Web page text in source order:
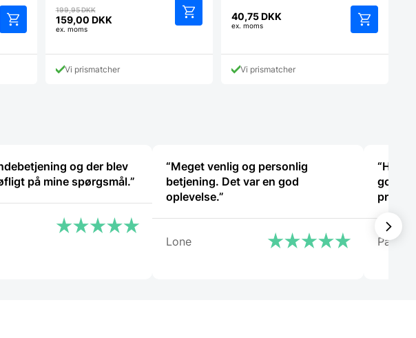
199,95DKKDen
oprindelige
199,95 DKK.
159,00 DKK
Den
pris
er:
ex. moms
Vi prismatcher
40,75DKK
ex. moms
Vi prismatcher
og der blev
på mine spørgsmål.”
“Meget venlig og personlig
betjening. Det var en god
oplevelse.”
Lone
“Har
god
Patricia